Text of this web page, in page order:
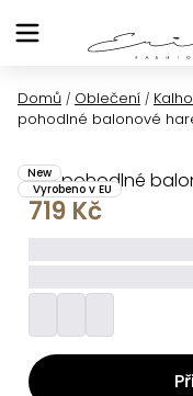
na
Domů / Oblečení /
pohodlné balonové
Bílé pohodlné
New
Vyrobeno v EU
719 Kč